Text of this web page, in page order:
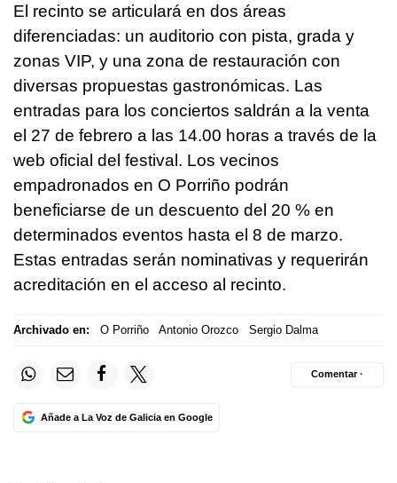
El recinto se articulará en dos áreas
diferenciadas: un auditorio con pista, grada y
zonas VIP, y una zona de restauración con
diversas propuestas gastronómicas. Las
entradas para los conciertos saldrán a la venta
el 27 de febrero a las 14.00 horas a través de la
web oficial del festival. Los vecinos
empadronados en O Porriño podrán
beneficiarse de un descuento del 20 % en
determinados eventos hasta el 8 de marzo.
Estas entradas serán nominativas y requerirán
acreditación en el acceso al recinto.
Archivado en: O Porriño Antonio Orozco Sergio Dalma
Añade a La Voz de Galicia en Google
Comentar ·